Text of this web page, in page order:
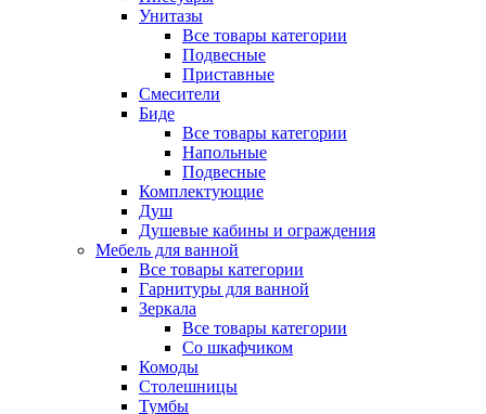
Унитазы
Все товары категории
Подвесные
Приставные
Смесители
Биде
Все товары категории
Напольные
Подвесные
Комплектующие
Душ
Душевые кабины и ограждения
Мебель для ванной
Все товары категории
Гарнитуры для ванной
Зеркала
Все товары категории
Со шкафчиком
Комоды
Столешницы
Тумбы